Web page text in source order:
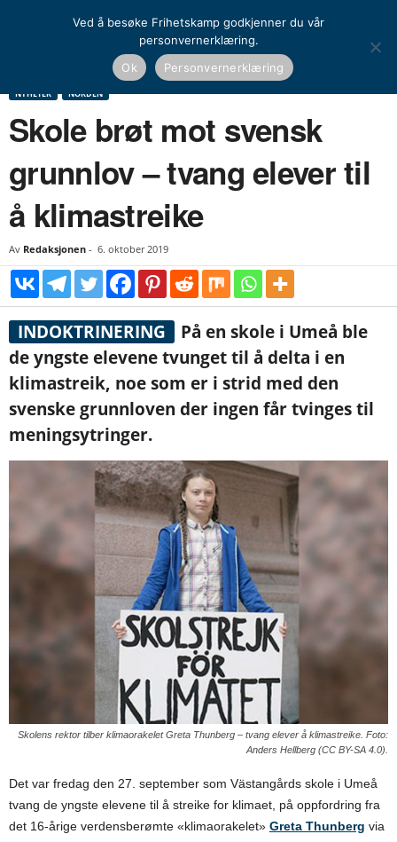
Norden
Skole brøt mot svensk grunnlov – tvang elever til å
NYHETER NORDEN
Skole brøt mot svensk
grunnlov – tvang elever til
å klimastreike
Av Redaksjonen - 6. oktober 2019
INDOKTRINERING
På en skole i Umeå ble
de yngste elevene tvunget til å delta i en
klimastreik, noe som er i strid med den
svenske grunnloven der ingen får tvinges til
meningsytringer.
Skolens rektor tilber klimaorakelet Greta Thunberg – tvang elever å klimastreike. Foto:
Anders Hellberg (CC BY-SA 4.0).
Det var fredag den 27. september som Västangårds skole i Umeå
tvang de yngste elevene til å streike for klimaet, på oppfordring fra
det 16-årige verdensberømte «klimaorakelet» Greta Thunberg via
Ved å besøke Frihetskamp godkjenner du vår
personvernerklæring.
Ok
Personvernerklæring